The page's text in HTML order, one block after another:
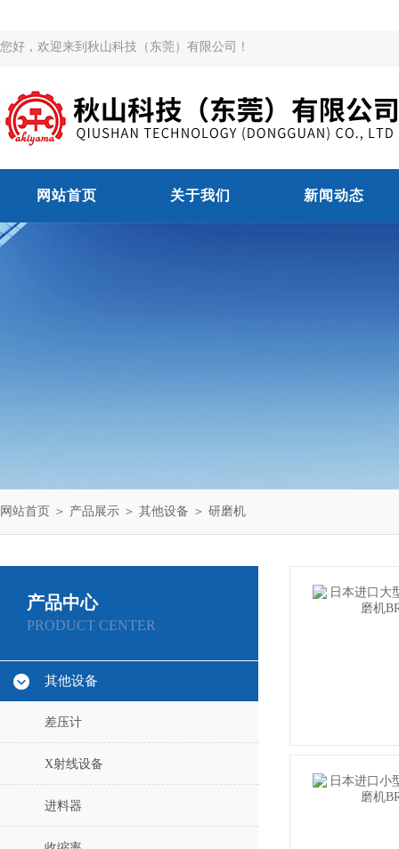
您好，欢迎来到秋山科技（东莞）有限公司！
网站首页 关于我们 新闻动态
网站首页 ＞ 产品展示 ＞ 其他设备 ＞ 研磨机
产品中心
PRODUCT CENTER
其他设备
差压计
X射线设备
进料器